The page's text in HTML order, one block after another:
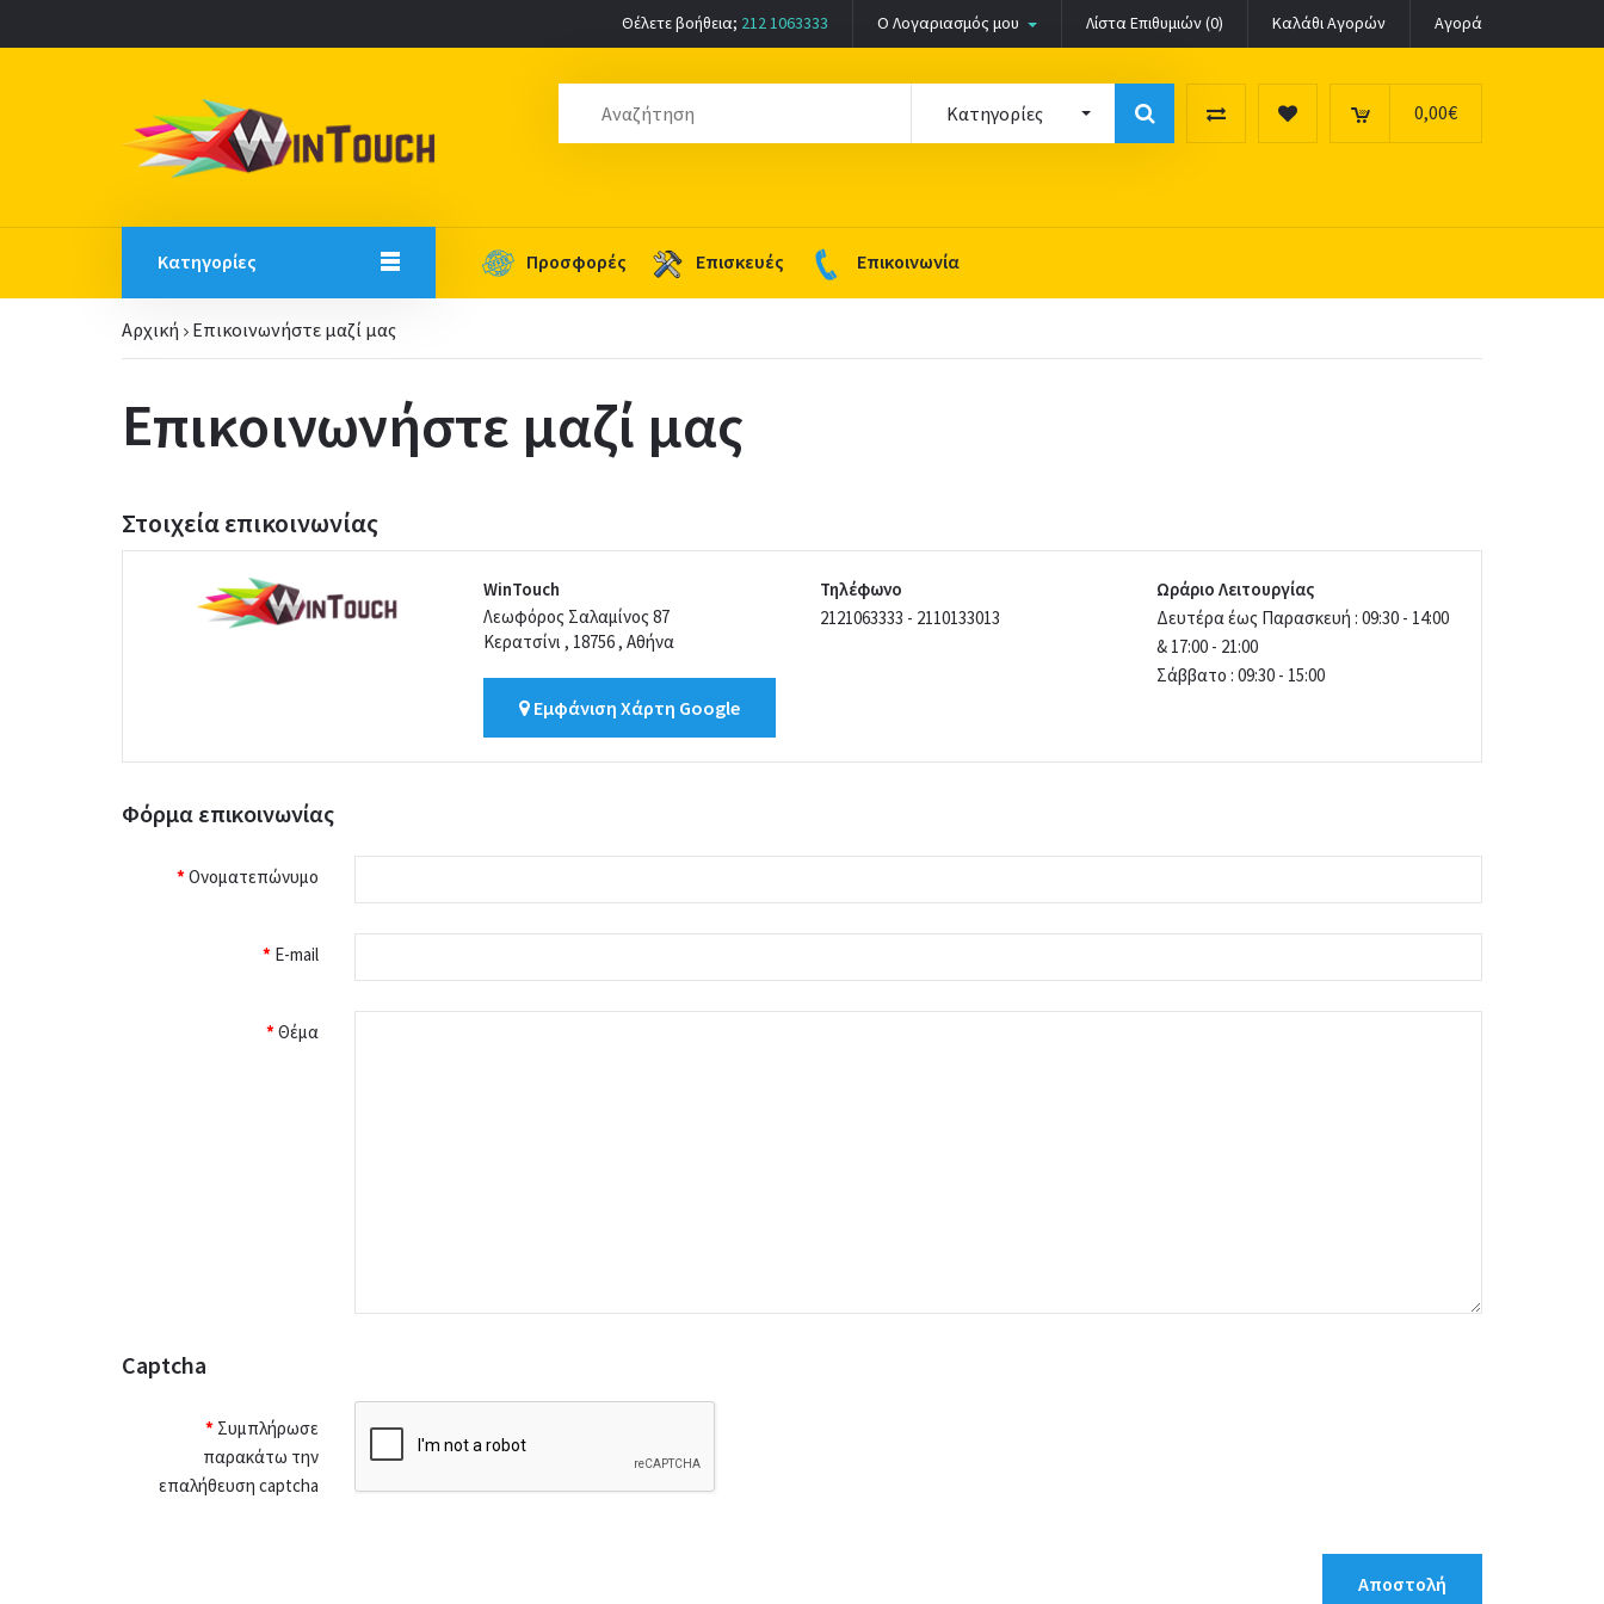
Ο Λογαριασμός μου Λίστα Επιθυμιών (0) Καλάθι Αγορών Αγορά
Θέλετε βοήθεια; 212 1063333
0,00€
Κατηγορίες Προσφορές Επισκευές Επικοινωνία
Αρχική Επικοινωνήστε μαζί μας
Επικοινωνήστε μαζί μας
Στοιχεία επικοινωνίας
WinTouch
Λεωφόρος Σαλαμίνος 87
Κερατσίνι , 18756 , Αθήνα
Εμφάνιση Χάρτη Google
Τηλέφωνο
2121063333 - 2110133013
Ωράριο Λειτουργίας
Δευτέρα έως Παρασκευή : 09:30 - 14:00
& 17:00 - 21:00
Σάββατο : 09:30 - 15:00
Φόρμα επικοινωνίας
Ονοματεπώνυμο
E-mail
Θέμα
Captcha
Συμπλήρωσε
παρακάτω την
επαλήθευση captcha